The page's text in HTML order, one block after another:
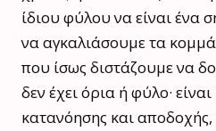
ίδιου φύλου να είναι ένα
να αγκαλιάσουμε τα
που ίσως διστάζουμε να
δεν έχει όρια ή φύλο·
κατανόησης και